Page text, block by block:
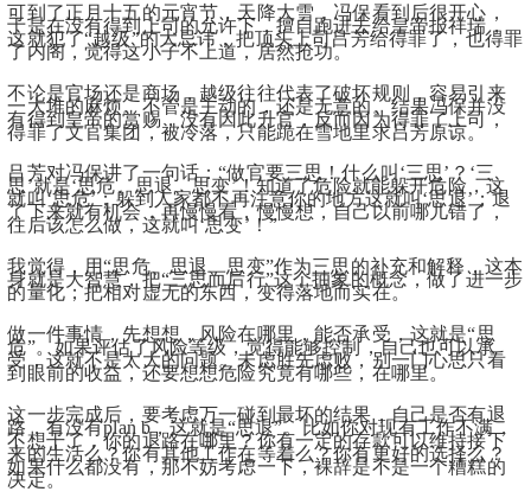
可到了正月十五的元宵节，天降大雪，冯保看到后很开心，
于是在没有得到上司的允许下，擅自跑进去给皇帝报祥瑞，
这就犯了“越级”的大忌讳，把顶头上司吕芳给得罪了，也得罪
了内阁，觉得这小子不上道，居然抢功。
不论是官场还是商场，越级往往代表了破坏规则，容易引来
一大堆的麻烦。不管是主动的，还是无意的。结果冯保并没
有得到皇帝的赏赐，没有因此升官，反而因为得罪了上司，
得罪了文官集团，被冷落，只能跪在雪地里求吕芳原谅。
吕芳对冯保讲了一句话：“做官要三思！什么叫‘三思’？‘三
思’就是‘思危、思退、思变’！知道了危险就能躲开危险，这
就叫‘思危’；躲到人家都不再注意你的地方这就叫‘思退’；退
了下来就有机会，再慢慢看，慢慢想，自己以前哪儿错了，
往后该怎么做，这就叫‘思变’！”
我觉得，用“思危、思退、思变”作为三思的补充和解释，这本
身就是大智慧，把“三思而后行”这个抽象的概念，做了进一步
的量化；把相对虚无的东西，变得落地而实在。
做一件事情，先想想，风险在哪里，能否承受，这就是“思
危”。如果评估了风险等级，觉得能够控制，自己也可以承
受，这就不是太大的问题。未虑胜先虑败，别一门心思只看
到眼前的收益，还要想想危险究竟有哪些，在哪里。
这一步完成后，要考虑万一碰到最坏的结果，自己是否有退
路，有没有plan b，这就是“思退”。比如你对现有工作不满，
不想干了，你的退路在哪里？你有一定的存款可以维持接下
来的生活么？你有其他工作在等着么？你有更好的选择么？
如果什么都没有，那不妨考虑一下，裸辞是不是一个糟糕的
决定。